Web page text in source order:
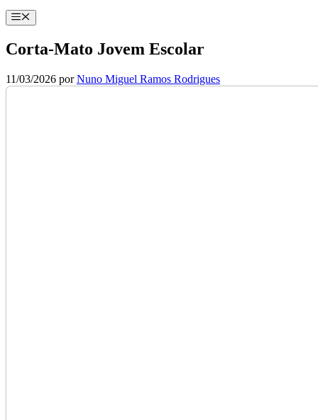
Menu
Corta-Mato Jovem Escolar
11/03/2026 porNuno Miguel Ramos Rodrigues